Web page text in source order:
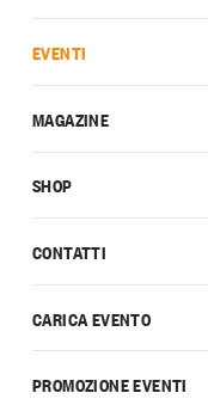
CONTATTI
CARICA EVENTO
PROMOZIONE EVENTI
EVENTI
MAGAZINE
SHOP